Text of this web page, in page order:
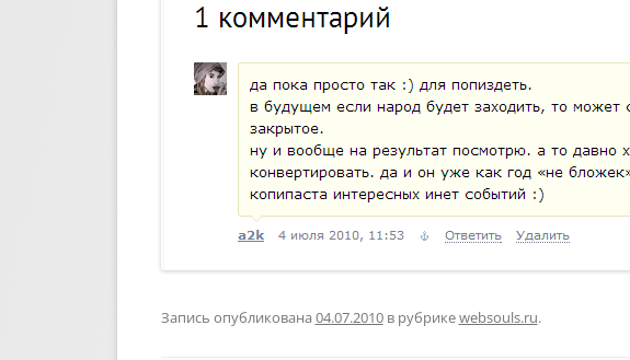
Запись опубликована 04.07.2010в рубрикеwebsouls.ru.